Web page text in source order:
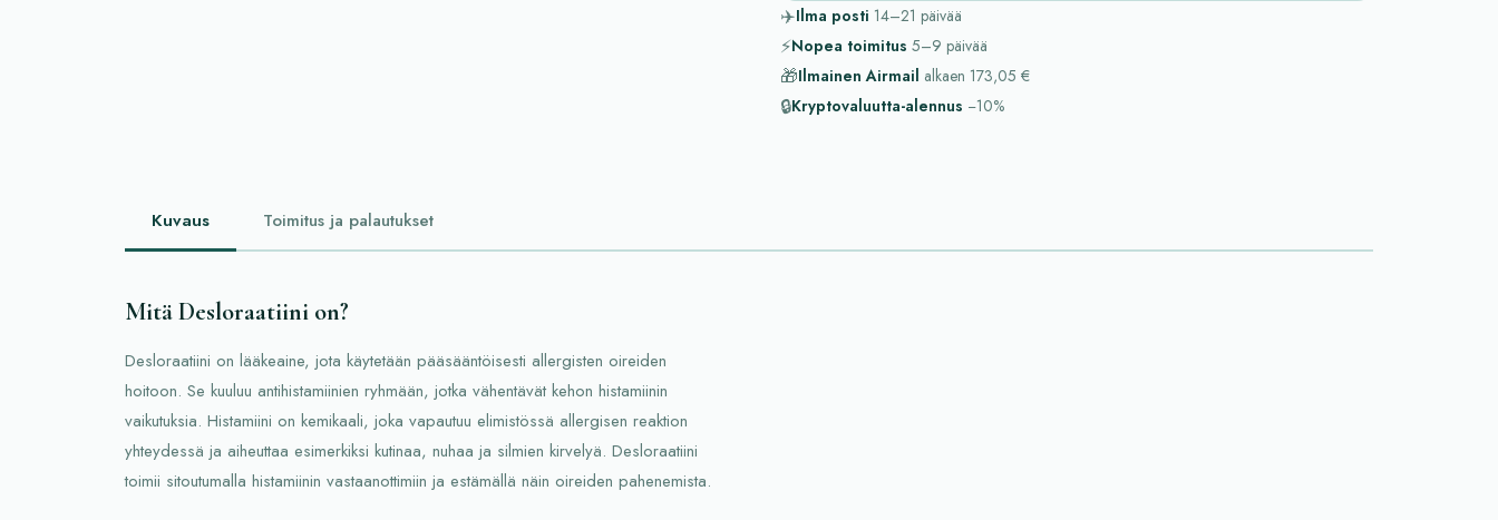
✈️Ilma posti 14–21 päivää
⚡Nopea toimitus 5–9 päivää
🎁Ilmainen Airmail alkaen 173,05 €
🔒Kryptovaluutta-alennus −10%
Kuvaus Toimitus ja palautukset
Mitä Desloraatiini on?
Desloraatiini on lääkeaine, jota käytetään pääsääntöisesti allergisten oireiden
hoitoon. Se kuuluu antihistamiinien ryhmään, jotka vähentävät kehon histamiinin
vaikutuksia. Histamiini on kemikaali, joka vapautuu elimistössä allergisen reaktion
yhteydessä ja aiheuttaa esimerkiksi kutinaa, nuhaa ja silmien kirvelyä. Desloraatiini
toimii sitoutumalla histamiinin vastaanottimiin ja estämällä näin oireiden pahenemista.